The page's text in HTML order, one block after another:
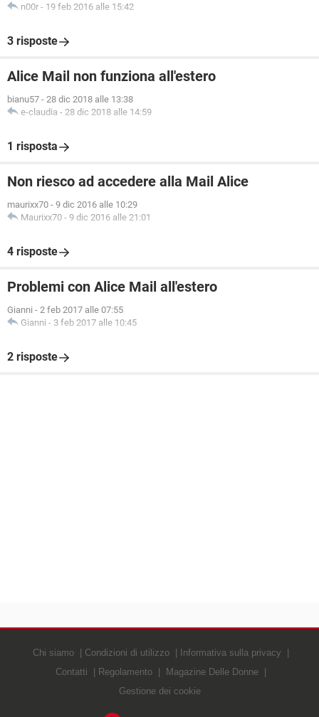
n00r - 19 feb 2016 alle 15:42
3 risposte
Alice Mail non funziona all'estero
bianu57 - 28 dic 2018 alle 13:38
e-claudia - 28 dic 2018 alle 14:59
1 risposta
Non riesco ad accedere alla Mail Alice
maurixx70 - 9 dic 2016 alle 10:29
Maurixx70 - 9 dic 2016 alle 21:01
4 risposte
Problemi con Alice Mail all'estero
Gianni - 2 feb 2017 alle 07:55
Gianni - 3 feb 2017 alle 10:45
2 risposte
Chi siamo Condizioni di utilizzo
Informativa sulla privacy
Contatti
Regolamento
Magazine Delle Donne
Gestione dei cookie